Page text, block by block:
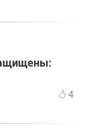
4